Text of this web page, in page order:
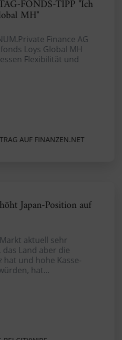
FONDS-TIPP "Ich
MH"
Finance AG
Loys Global MH
Flexibilität und
AUF FINANZEN.NET
Japan-Position auf
aktuell sehr
Land aber die
hat und hohe Kasse-
hat...